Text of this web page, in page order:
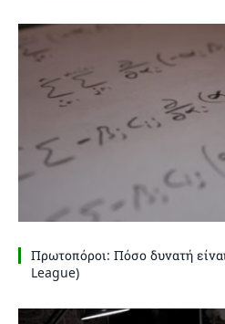
Πρωτοπόροι: Πόσο δυνατή
League)